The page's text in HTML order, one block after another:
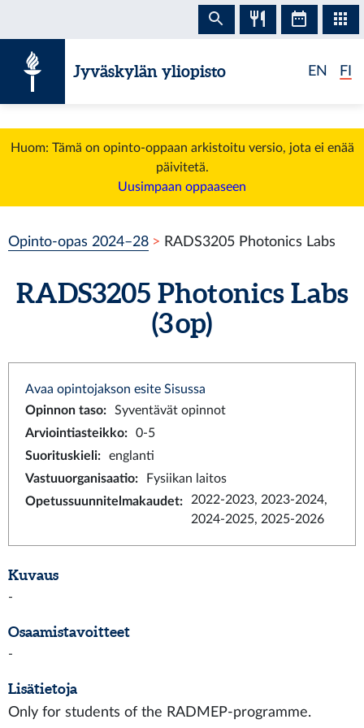
Jyväskylän yliopisto EN FI
Huom: Tämä on opinto-oppaan arkistoitu versio, jota ei enää
päivitetä.
Uusimpaan oppaaseen
Opinto-opas 2024–28 RADS3205 Photonics Labs
RADS3205 Photonics Labs
(3 op)
Avaa opintojakson esite Sisussa
Opinnon taso:
Syventävät opinnot
Arviointiasteikko:
0-5
Suorituskieli:
englanti
Vastuuorganisaatio:
Fysiikan laitos
Opetussuunnitelmakaudet:
2022-2023, 2023-2024,
2024-2025, 2025-2026
Kuvaus
-
Osaamistavoitteet
-
Lisätietoja
Only for students of the RADMEP-programme.